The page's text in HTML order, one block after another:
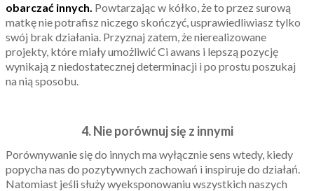
obarczać innych. Powtarzając w kółko, że to przez surową
matkę nie potrafisz niczego skończyć, usprawiedliwiasz tylko
swój brak działania. Przyznaj zatem, że nierealizowane
projekty, które miały umożliwić Ci awans i lepszą pozycję
wynikają z niedostatecznej determinacji i po prostu poszukaj
na nią sposobu.
4. Nie porównuj się z innymi
Porównywanie się do innych ma wyłącznie sens wtedy, kiedy
popycha nas do pozytywnych zachowań i inspiruje do działań.
Natomiast jeśli służy wyeksponowaniu wszystkich naszych